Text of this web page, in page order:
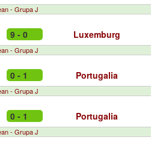
- Grupa J
9 - 0 Luxemburg
- Grupa J
0 - 1 Portugalia
- Grupa J
0 - 1 Portugalia
- Grupa J